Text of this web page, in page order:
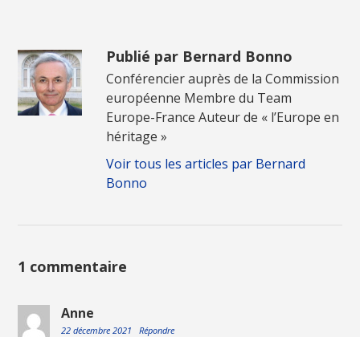
Publié par Bernard Bonno
Conférencier auprès de la Commission
européenne Membre du Team
Europe-France Auteur de « l’Europe en
héritage »
Voir tous les articles par Bernard
Bonno
1 commentaire
Anne
22 décembre 2021 Répondre